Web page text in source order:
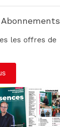
Abonnements
les offres de